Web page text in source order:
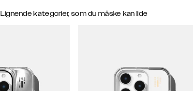
Lignende kategorier, som du måske kan lide